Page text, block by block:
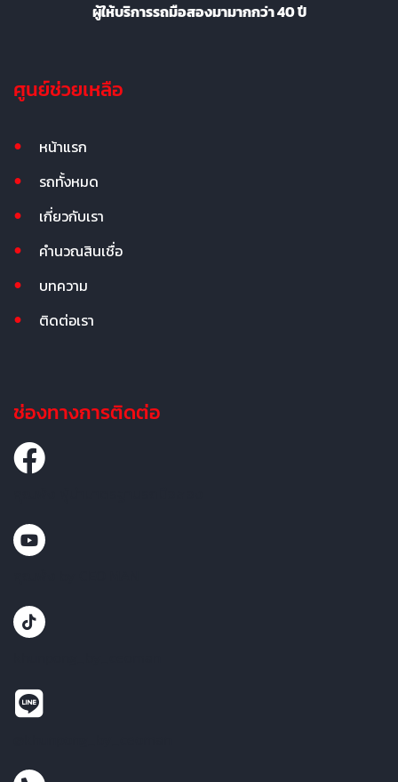
ผู้ให้บริการรถมือสองมามากกว่า 40 ปี
ศูนย์ช่วยเหลือ
หน้าแรก
รถทั้งหมด
เกี่ยวกับเรา
คำนวณสินเชื่อ
บทความ
ติดต่อเรา
ช่องทางการติดต่อ